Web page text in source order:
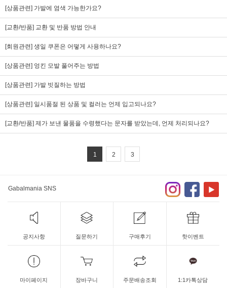
[상품관련] 가발에 염색 가능한가요?
[교환/반품] 교환 및 반품 방법 안내
[회원관련] 생일 쿠폰은 어떻게 사용하나요?
[상품관련] 엉킨 모발 풀어주는 방법
[상품관련] 가발 빗질하는 방법
[상품관련] 일시품절 된 상품 및 컬러는 언제 입고되나요?
[교환/반품] 제가 보낸 물품을 수령했다는 문자를 받았는데, 언제 처리되나요?
1 2 3
Gabalmania SNS
공지사항 질문하기 구매후기 핫이벤트
마이페이지 장바구니 주문배송조회 1:1카톡상담